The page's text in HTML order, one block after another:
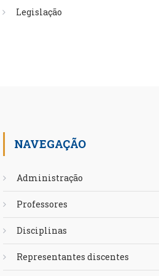
Legislação
NAVEGAÇÃO
Administração
Professores
Disciplinas
Representantes discentes